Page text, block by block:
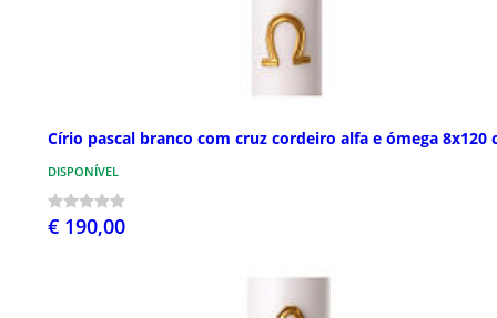
Círio pascal branco com cruz cordeiro alfa e ómega 8x120
DISPONÍVEL
€ 190,00